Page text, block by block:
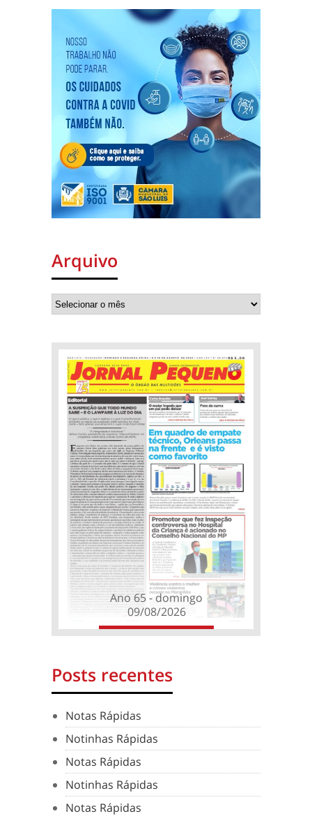
Arquivo
Ano 65 - domingo
09/08/2026
Posts recentes
Notas Rápidas
Notinhas Rápidas
Notas Rápidas
Notinhas Rápidas
Notas Rápidas